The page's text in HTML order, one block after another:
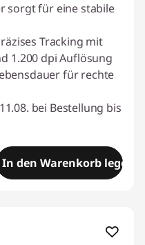
sorgt für eine stabile
Tracking mit
1.200 dpi Auflösung
für rechte
bei Bestellung bis
In den Warenkorb legen